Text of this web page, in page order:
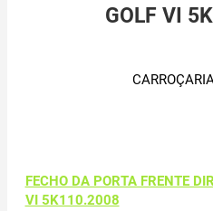
GOLF VI
FECHO DA PORTA FRENTE
VI 5K110.2008